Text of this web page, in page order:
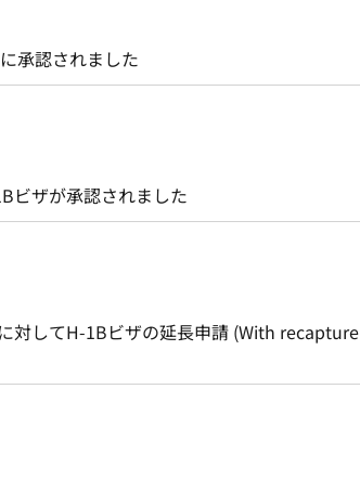
承認されました
ビザが承認されました
対してH-1Bビザの延長申請 (With recapture